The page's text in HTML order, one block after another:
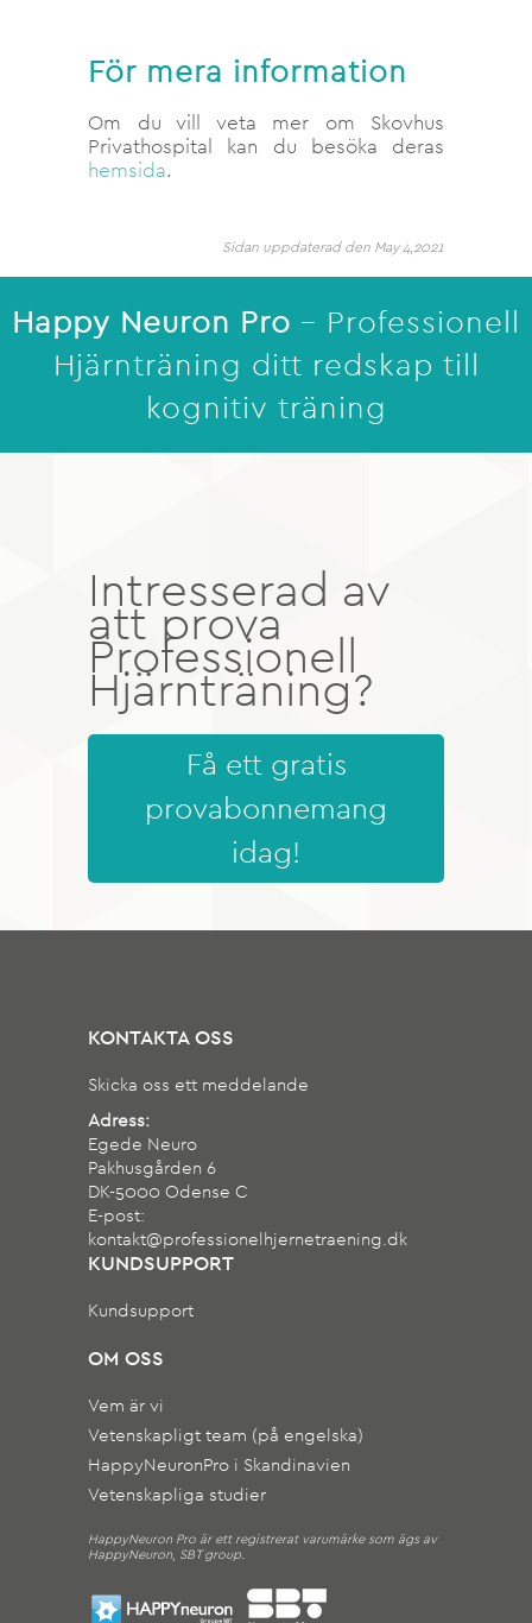
För mera information
Om du vill veta mer om Skovhus
Privathospital kan du besöka deras
hemsida.
Sidan uppdaterad den May 4,2021
Happy Neuron Pro – Professionell
Hjärnträning ditt redskap till
kognitiv träning
Intresserad av
att prova
Professionell
Hjärnträning?
Få ett gratis
provabonnemang
idag!
KONTAKTA OSS
Skicka oss ett meddelande
Adress:
Egede Neuro
Pakhusgården 6
DK-5000 Odense C
E-post:
kontakt@professionelhjernetraening.dk
KUNDSUPPORT
Kundsupport
OM OSS
Vem är vi
Vetenskapligt team (på engelska)
HappyNeuronPro i Skandinavien
Vetenskapliga studier
HappyNeuron Pro är ett registrerat varumärke som ägs av
HappyNeuron, SBT group.